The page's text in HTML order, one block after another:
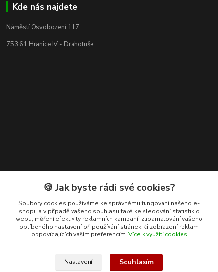
Kde nás najdete
Náměstí Osvobození 117
753 61 Hranice IV - Drahotuše
Kontakty
+420 608 400 554
(Po-Pá, 8-15 hod.)
ekohas@ekohas.cz
🍪 Jak byste rádi své cookies?
Soubory cookies používáme ke správnému fungování našeho e-
shopu a v případě vašeho souhlasu také ke sledování statistik o
webu, měření efektivity reklamních kampaní, zapamatování vašeho
oblíbeného nastavení při používání stránek, či zobrazení reklam
odpovídajících vašim preferencím. Více k využití cookies
Nastavení Souhlasím